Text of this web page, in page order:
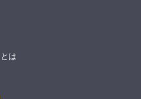
は